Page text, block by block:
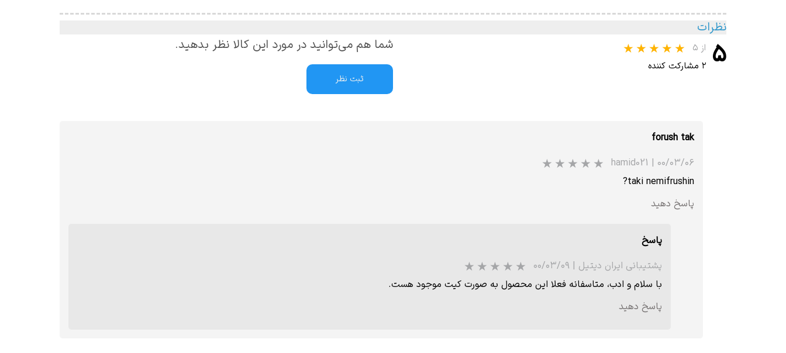
نظرات
۵ از ۵
۲ مشارکت کننده
شما هم می‌توانید در مورد این کالا نظر بدهید.
ثبت نظر
forush tak
hamid021 | ۰۰/۰۳/۰۶
taki nemifrushin?
پاسخ دهید
پاسخ
پشتیبانی ایران دیتیل | ۰۰/۰۳/۰۹
با سلام و ادب، متاسفانه فعلا این محصول به صورت کیت موجود هست.
پاسخ دهید